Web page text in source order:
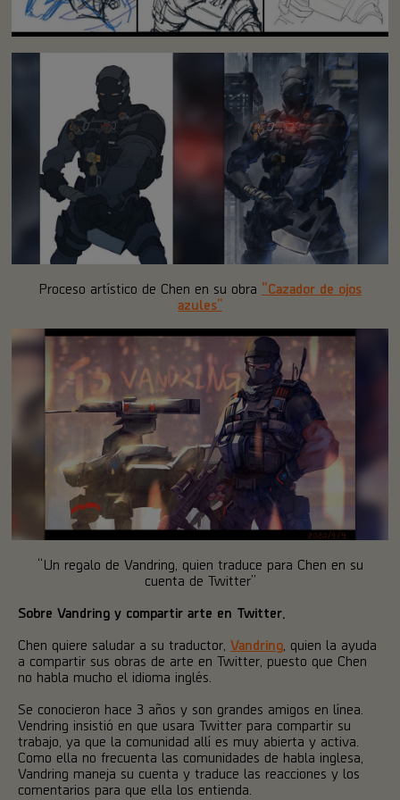
Proceso artístico de Chen en su obra “Cazador de ojos
azules”
“Un regalo de Vandring, quien traduce para Chen en su
cuenta de Twitter”
Sobre Vandring y compartir arte en Twitter.
Chen quiere saludar a su traductor, Vandring , quien la ayuda
a compartir sus obras de arte en Twitter, puesto que Chen
no habla mucho el idioma inglés.
Se conocieron hace 3 años y son grandes amigos en línea.
Vendring insistió en que usara Twitter para compartir su
trabajo, ya que la comunidad allí es muy abierta y activa.
Como ella no frecuenta las comunidades de habla inglesa,
Vandring maneja su cuenta y traduce las reacciones y los
comentarios para que ella los entienda.